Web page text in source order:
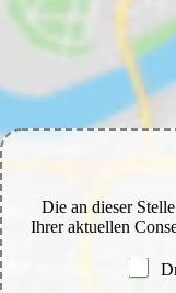
Die an dieser
Ihrer aktuellen